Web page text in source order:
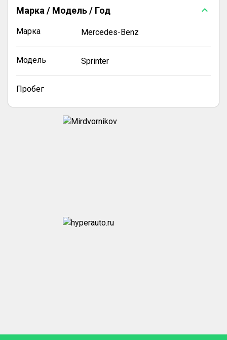
Марка / Модель / Год
Марка Mercedes-Benz
Модель Sprinter
Пробег